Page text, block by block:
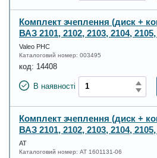
Комплект зчеплення (диск +
ВАЗ 2101, 2102, 2103, 2104,
Valeo PHC
Каталоговий номер: 003495
код: 14408
В наявності
Комплект зчеплення (диск +
ВАЗ 2101, 2102, 2103, 2104,
АТ
Каталоговий номер: AT 1601131-06